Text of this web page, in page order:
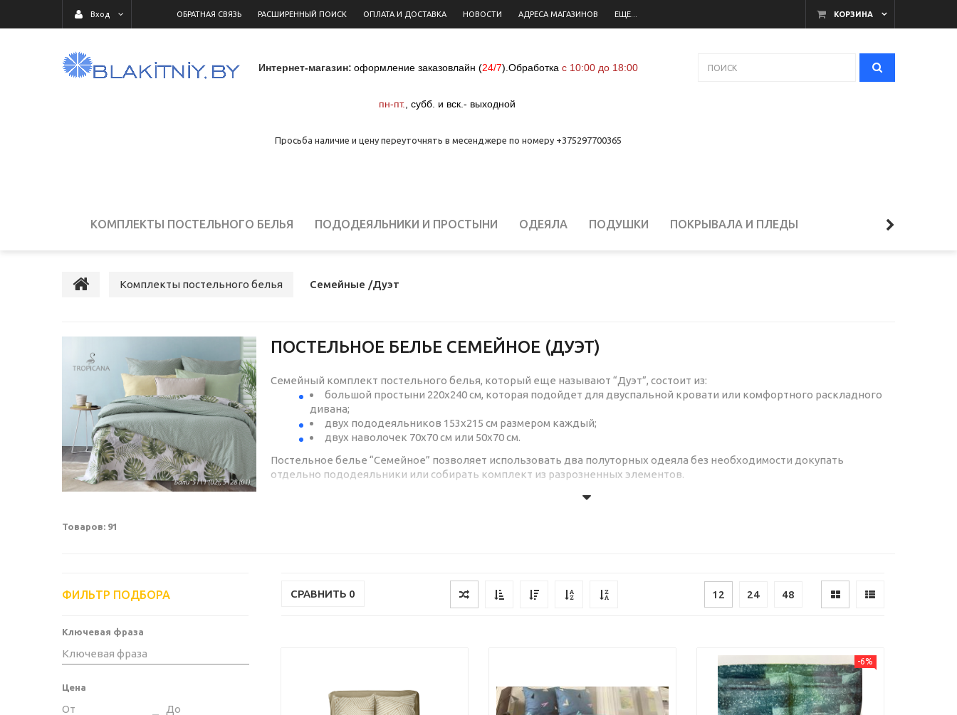
КОРЗИНА
Вход ОБРАТНАЯ СВЯЗЬ РАСШИРЕННЫЙ ПОИСК ОПЛАТА И ДОСТАВКА НОВОСТИ АДРЕСА МАГАЗИНОВ ЕЩЕ...
Интернет-магазин: оформление заказовлайн (24/7) Обработка с 10:00 до 18:00
пн-пт. субб. и вск.- выходной
Просьба наличие и цену переуточнять в месенджере по номеру +375297700365
КОМПЛЕКТЫ ПОСТЕЛЬНОГО БЕЛЬЯ ПОДОДЕЯЛЬНИКИ И ПРОСТЫНИ ОДЕЯЛА ПОДУШКИ ПОКРЫВАЛА И ПЛЕДЫ
Комплекты постельного белья Семейные /Дуэт
ПОСТЕЛЬНОЕ БЕЛЬЕ СЕМЕЙНОЕ (ДУЭТ)
Семейный комплект постельного белья, который еще называют “Дуэт”, состоит из:
большой простыни 220х240 см, которая подойдет для двуспальной кровати или комфортного раскладного
дивана;
двух пододеяльников 153х215 см размером каждый;
двух наволочек 70х70 см или 50х70 см.
Постельное белье “Семейное” позволяет использовать два полуторных одеяла без необходимости докупать
отдельно пододеяльники или собирать комплект из разрозненных элементов.
Купить постельное белье Дуэт (семейное) у нас можно по приятной цене. Покупка семейного набора
обойдется дешевле, чем покупка элементов по отдельности или дополнительного пододеяльника.
цвета даже после стирки при высоких температурах, гигроскопичность. У нас можно выбрать однотонные наборы,
. В оффлайн-магазине, расположенном в Минске
в ТЦ “Тивали” можно подобрать не только комплекты, но и столовый текстиль, аксессуары и подарочные наборы,
которые не стыдно преподнести на юбилей, свадьбу или другое торжество.
Товаров: 91
ФИЛЬТР ПОДБОРА
Ключевая фраза
Цена
СРАВНИТЬ 0 12 24 48
-6%